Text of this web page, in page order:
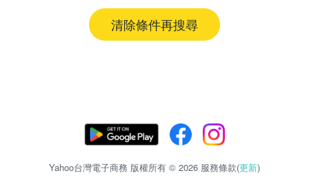
清除條件再搜尋
Yahoo台灣電子商務 版權所有 © 2026 服務條款(更新)